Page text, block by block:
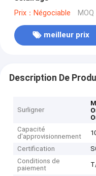
Prix：Négociable
meilleur prix
Description De
Surligner
Capacité
d'approvisionnement
Certification
Conditions de
paiement